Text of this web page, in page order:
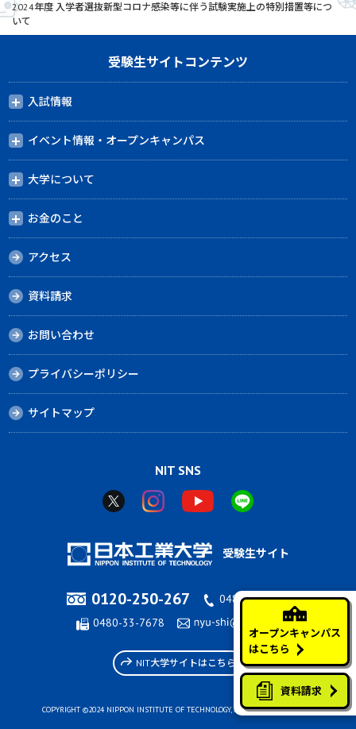
2024年度 入学者選抜新型コロナ感染等に伴う試験実施上の特別措置等につ
いて
オープンキャンパス
はこちら
資料請求
受験生サイトコンテンツ
入試情報
イベント情報・オープンキャンパス
大学について
お金のこと
アクセス
資料請求
お問い合わせ
プライバシーポリシー
サイトマップ
NIT SNS
受験生サイト
0120-250-267
0480-33-7676
0480-33-7678
NIT大学サイトはこちら
COPYRIGHT ©2024 NIPPON INSTITUTE OF TECHNOLOGY, ALL RIGHTS RESERVED.